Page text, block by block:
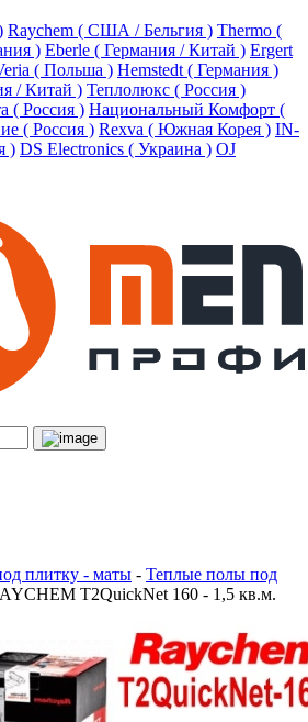
Raychem ( США / Бельгия ) Thermo (
) Eberle ( Германия / Китай ) Ergert
( Польша ) Hemstedt ( Германия )
/ Китай ) Теплолюкс ( Россия )
( Россия ) Национальный Комфорт (
( Россия ) Rexva ( Южная Корея ) IN-
) DS Electronics ( Украина ) OJ
плитку - маты - Теплые полы под
T2QuickNet 160 - 1,5 кв.м.